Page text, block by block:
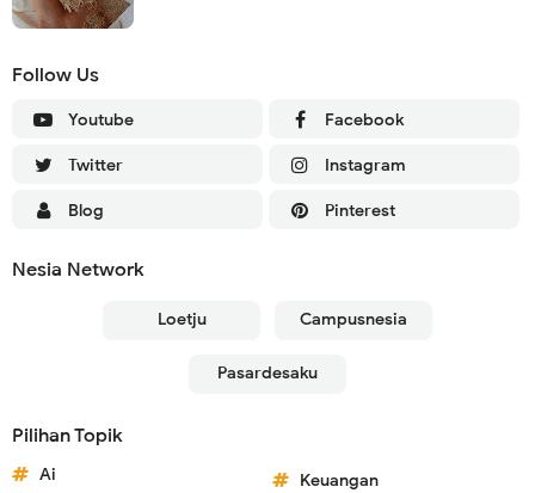
Follow Us
Youtube Facebook
Twitter Instagram
Blog Pinterest
Nesia Network
Loetju Campusnesia
Pasardesaku
Pilihan Topik
Ai
Keuangan